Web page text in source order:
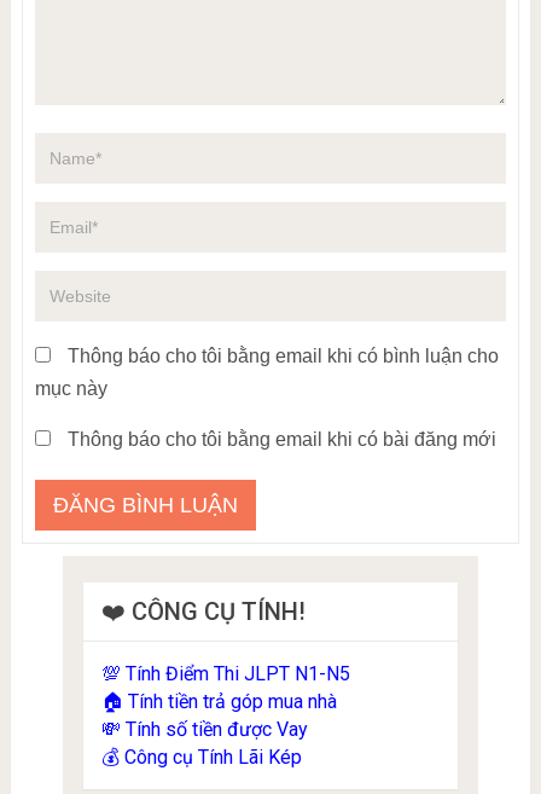
Thông báo cho tôi bằng email khi có bình luận cho
mục này
Thông báo cho tôi bằng email khi có bài đăng mới
❤️ CÔNG CỤ TÍNH!
💯 Tính Điểm Thi JLPT N1-N5
🏠 Tính tiền trả góp mua nhà
💸 Tính số tiền được Vay
💰 Công cụ Tính Lãi Kép